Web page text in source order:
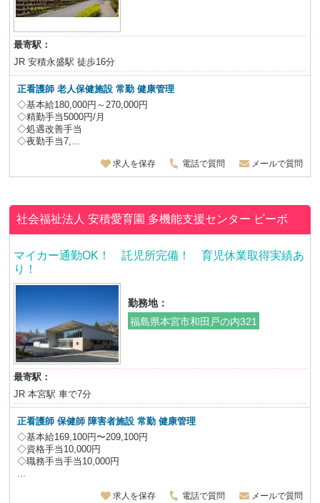
最寄駅：
JR 安積永盛駅 徒歩16分
正看護師 老人保健施設常勤 健康管理
◇基本給180,000円～270,000円
◇精勤手当5000円/月
◇処遇改善手当
◇夜勤手当7,...
求人を保存 電話で質問 メールで質問
社会福祉法人 安積愛育園 多機能支援センター ビーボ
マイカー通勤OK！ 託児所完備！ 育児休業取得実績あ
り！
勤務地：
福島県本宮市和田戸の内321
最寄駅：
JR 本宮駅 車で7分
正看護師 保健師 障害者施設 常勤 健康管理
◇基本給169,100円〜209,100円
◇資格手当10,000円
◇職務手当手当10,000円
求人を保存 電話で質問 メールで質問